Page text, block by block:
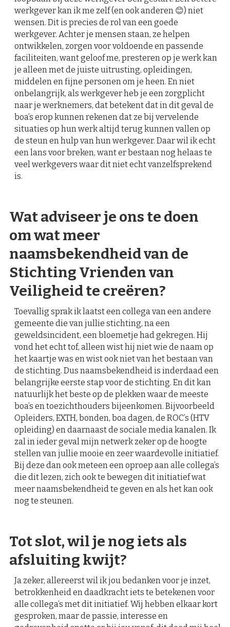
werkgever kan ik me zelf (en ook anderen 😊) niet
wensen. Dit is precies de rol van een goede
werkgever. Achter je mensen staan, ze helpen
ontwikkelen, zorgen voor voldoende en passende
faciliteiten, want geloof me, presteren op je werk kan
je alleen met de juiste uitrusting, opleidingen,
middelen en fijne personen om je heen. En niet
onbelangrijk, als werkgever heb je een zorgplicht
naar je werknemers, dat betekent dat in dit geval de
boa’s erop kunnen rekenen dat ze bij vervelende
situaties op hun werk altijd terug kunnen vallen op
de steun en hulp van hun werkgever. Daar wil ik echt
een lans voor breken, want er bestaan nog helaas te
veel werkgevers waar dit niet echt vanzelfsprekend
is.
Wat adviseer je ons te doen
om wat meer
naamsbekendheid van de
Stichting Vrienden van
Veiligheid te creëren?
Toevallig sprak ik laatst een collega van een andere
gemeente die van jullie stichting, na een
geweldsincident, een bloemetje had gekregen. Hij
vond het echt tof, alleen wist hij niet wie de naam op
het kaartje was en wist ook niet van het bestaan van
de stichting. Dus naamsbekendheid is inderdaad een
belangrijke eerste stap voor de stichting. En dit kan
natuurlijk het beste op de plekken waar de meeste
boa’s en toezichthouders bijeenkomen. Bijvoorbeeld
Opleiders, EXTH, bonden, boa dagen, de ROC’s (HTV
opleiding) en daarnaast de sociale media kanalen. Ik
zal in ieder geval mijn netwerk zeker op de hoogte
stellen van jullie mooie en zeer waardevolle initiatief.
Bij deze dan ook meteen een oproep aan alle collega’s
die dit lezen, zich ook te bewegen dit initiatief wat
meer naamsbekendheid te geven en als het kan ook
nog te steunen.
Tot slot, wil je nog iets als
afsluiting kwijt?
Ja zeker, allereerst wil ik jou bedanken voor je inzet,
betrokkenheid en daadkracht iets te betekenen voor
alle collega’s met dit initiatief. Wij hebben elkaar kort
gesproken, maar de passie, interesse en